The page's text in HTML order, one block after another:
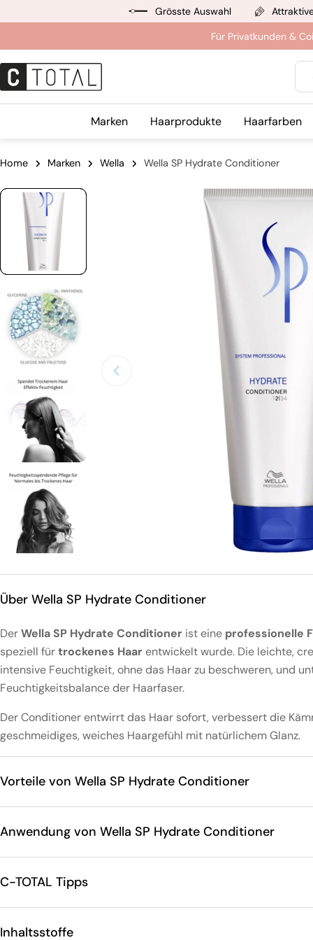
Inhalt
Grösste Auswahl
Für Privatkunden &
Marken Haarprodukte Haarfarben
Home Marken Wella Wella SP Hydrate Conditioner
Öffnen Sie das Medium 0 im Modalmodus
Über Wella SP Hydrate Conditioner
DerWella SP Hydrate Conditioner ist eine professionelle
speziell fürtrockenes Haarentwickelt wurde. Die leichte,
intensive Feuchtigkeit, ohne das Haar zu beschweren, und
Feuchtigkeitsbalance der Haarfaser.
Der Conditioner entwirrt das Haar sofort, verbessert die
geschmeidiges, weiches Haargefühl mit natürlichem Glanz.
Vorteile von Wella SP Hydrate Conditioner
Anwendung von Wella SP Hydrate Conditioner
C-TOTAL Tipps
Inhaltsstoffe